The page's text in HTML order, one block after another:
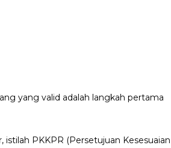
yang valid adalah langkah pertama
istilah PKKPR (Persetujuan Kesesuaian